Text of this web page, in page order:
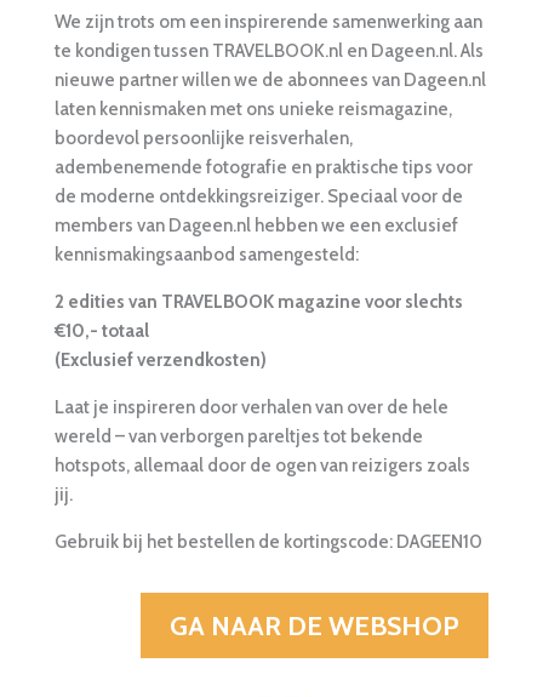
We zijn trots om een inspirerende samenwerking aan
te kondigen tussen TRAVELBOOK.nl en Dageen.nl. Als
nieuwe partner willen we de abonnees van Dageen.nl
laten kennismaken met ons unieke reismagazine,
boordevol persoonlijke reisverhalen,
adembenemende fotografie en praktische tips voor
de moderne ontdekkingsreiziger. Speciaal voor de
members van Dageen.nl hebben we een exclusief
kennismakingsaanbod samengesteld:
2 edities van TRAVELBOOK magazine voor slechts
€10,- totaal
(Exclusief verzendkosten)
Laat je inspireren door verhalen van over de hele
wereld – van verborgen pareltjes tot bekende
hotspots, allemaal door de ogen van reizigers zoals
jij.
Gebruik bij het bestellen de kortingscode: DAGEEN10
GA NAAR DE WEBSHOP